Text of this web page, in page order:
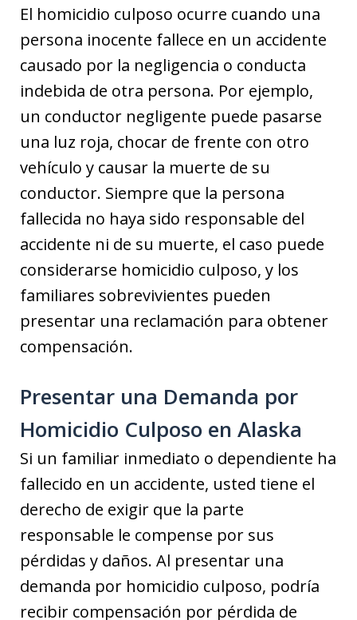
El homicidio culposo ocurre cuando una
persona inocente fallece en un accidente
causado por la negligencia o conducta
indebida de otra persona. Por ejemplo,
un conductor negligente puede pasarse
una luz roja, chocar de frente con otro
vehículo y causar la muerte de su
conductor. Siempre que la persona
fallecida no haya sido responsable del
accidente ni de su muerte, el caso puede
considerarse homicidio culposo, y los
familiares sobrevivientes pueden
presentar una reclamación para obtener
compensación.
Presentar una Demanda por
Homicidio Culposo en Alaska
Si un familiar inmediato o dependiente ha
fallecido en un accidente, usted tiene el
derecho de exigir que la parte
responsable le compense por sus
pérdidas y daños. Al presentar una
demanda por homicidio culposo, podría
recibir compensación por pérdida de